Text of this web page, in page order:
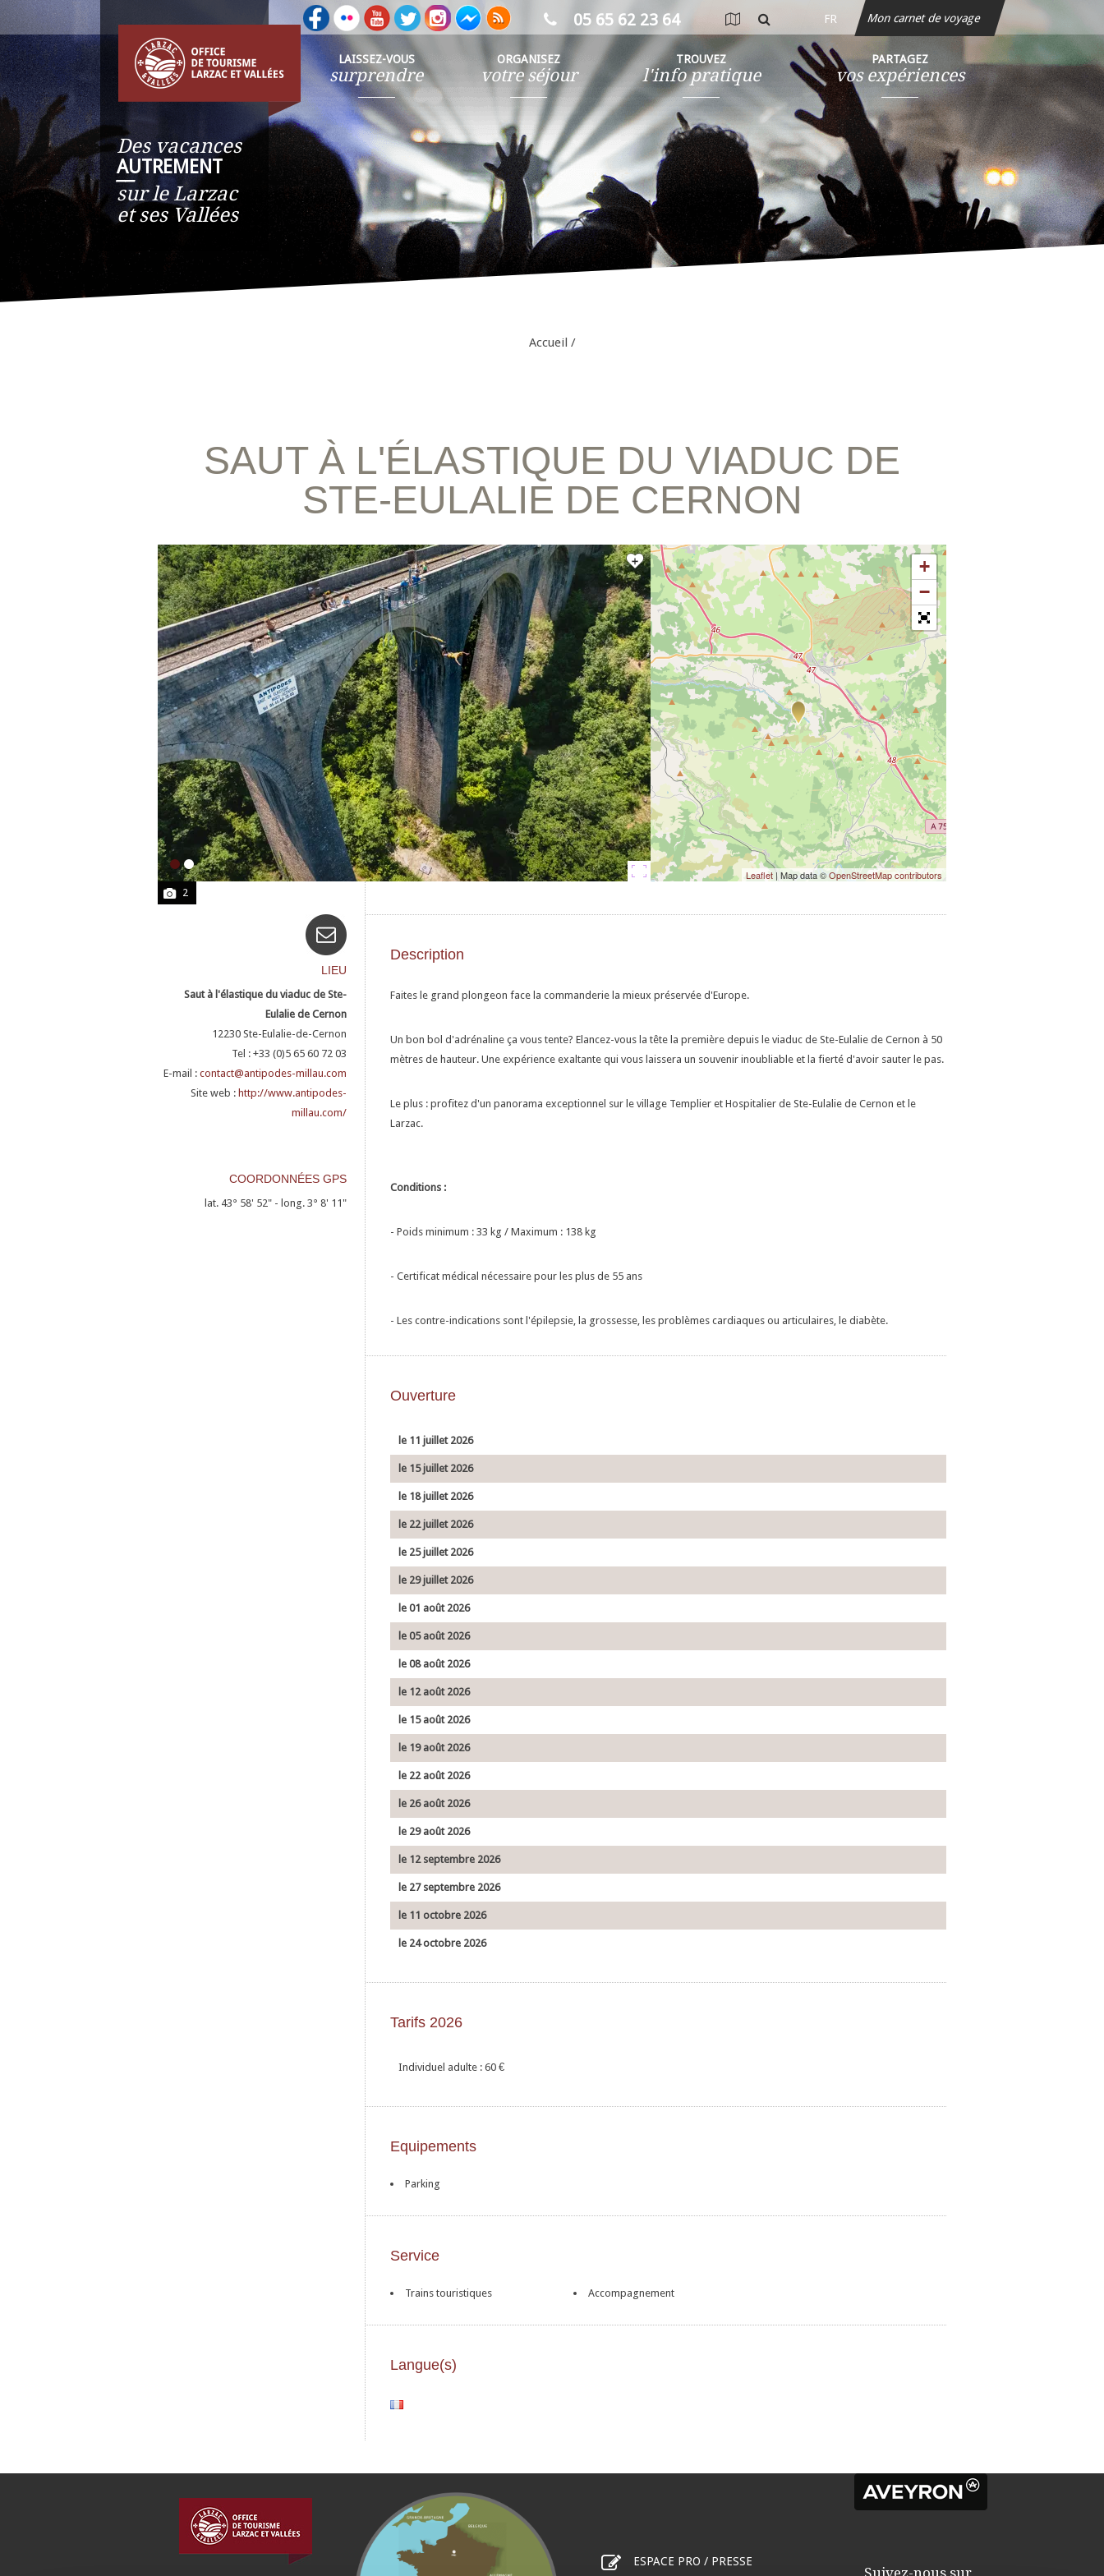
Des vacances
AUTREMENT
__
sur le Larzac
et ses Vallées
LAISSEZ-VOUS
surprendre
ORGANISEZ
votre séjour
TROUVEZ
l'info pratique
PARTAGEZ
vos expériences
05 65 62 23 64
carte
interactive
rechercher
FR Mon carnet de voyage
Accueil /
SAUT À L'ÉLASTIQUE DU VIADUC DE
STE-EULALIE DE CERNON
2
+
−
Leaflet | Map data ©OpenStreetMap contributors
LIEU
Saut à l'élastique du viaduc de Ste-
Eulalie de Cernon
12230 Ste-Eulalie-de-Cernon
Tel : +33 (0)5 65 60 72 03
E-mail : contact@antipodes-millau.com
Site web : http://www.antipodes-
millau.com/
COORDONNÉES GPS
lat. 43° 58' 52" - long. 3° 8' 11"
Description
Faites le grand plongeon face la commanderie la mieux préservée d'Europe.
Un bon bol d'adrénaline ça vous tente? Elancez-vous la tête la première depuis le viaduc de Ste-Eulalie de Cernon à 50
mètres de hauteur. Une expérience exaltante qui vous laissera un souvenir inoubliable et la fierté d'avoir sauter le pas.
Le plus : profitez d'un panorama exceptionnel sur le village Templier et Hospitalier de Ste-Eulalie de Cernon et le
Larzac.
Conditions :
- Poids minimum : 33 kg / Maximum : 138 kg
- Certificat médical nécessaire pour les plus de 55 ans
- Les contre-indications sont l'épilepsie, la grossesse, les problèmes cardiaques ou articulaires, le diabète.
Ouverture
le 11 juillet 2026
le 15 juillet 2026
le 18 juillet 2026
le 22 juillet 2026
le 25 juillet 2026
le 29 juillet 2026
le 01 août 2026
le 05 août 2026
le 08 août 2026
le 12 août 2026
le 15 août 2026
le 19 août 2026
le 22 août 2026
le 26 août 2026
le 29 août 2026
le 12 septembre 2026
le 27 septembre 2026
le 11 octobre 2026
le 24 octobre 2026
Tarifs 2026
Individuel adulte : 60 €
Equipements
Parking
Service
Trains touristiques Accompagnement
Langue(s)
Suivez-nous sur
ESPACE PRO / PRESSE